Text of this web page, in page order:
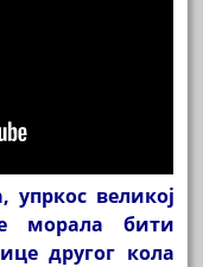
великој
морала бити
другог кола